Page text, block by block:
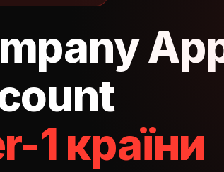
1 країни